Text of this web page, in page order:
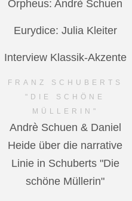
Orpheus: Andrè Schuen
Eurydice: Julia Kleiter
Interview Klassik-Akzente
FRANZ SCHUBERTS
"DIE SCHÖNE
MÜLLERIN"
Andrè Schuen & Daniel
Heide über die narrative
Linie in Schuberts "Die
schöne Müllerin"